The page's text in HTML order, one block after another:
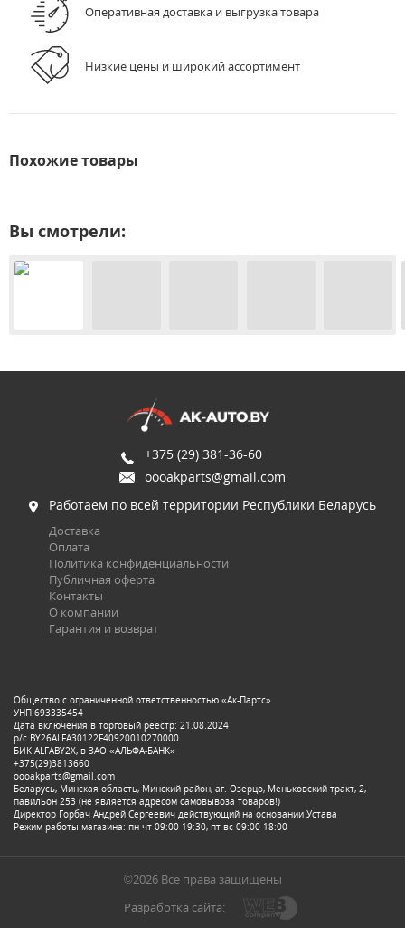
Оперативная доставка и выгрузка товара
Низкие цены и широкий ассортимент
Похожие товары
Вы смотрели:
+375 (29) 381-36-60
oooakparts@gmail.com
Работаем по всей территории Республики Беларусь
Доставка
Оплата
Политика конфиденциальности
Публичная оферта
Контакты
О компании
Гарантия и возврат
Общество с ограниченной ответственностью «Ак-Партс»
УНП 693335454
Дата включения в торговый реестр: 21.08.2024
р/с BY26ALFA30122F40920010270000
БИК ALFABY2X, в ЗАО «АЛЬФА-БАНК»
+375(29)3813660
oooakparts@gmail.com
Беларусь, Минская область, Минский район, аг. Озерцо, Меньковский тракт, 2,
павильон 253 (не является адресом самовывоза товаров!)
Директор Горбач Андрей Сергеевич действующий на основании Устава
Режим работы магазина: пн-чт 09:00-19:30, пт-вс 09:00-18:00
©2026 Все права защищены
Разработка сайта: